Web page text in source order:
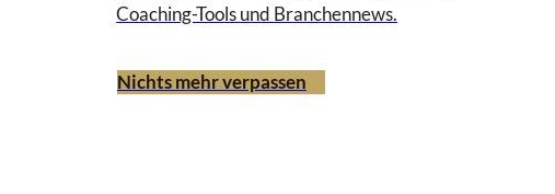
Coaching-Tools und Branchennews.
Nichts mehr verpassen